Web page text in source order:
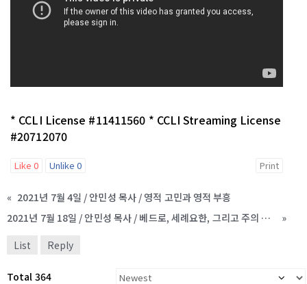
* CCLI License #11411560 * CCLI Streaming License
#20712070
Like 0 Unlike0 Print
« 2021년 7월 4일 / 안민성 목사 / 영적 고민과 영적 부흥
2021년 7월 18일 / 안민성 목사 / 베드로, 세례요한, 그리고 주의 제자들
»
List
Reply
Total 364